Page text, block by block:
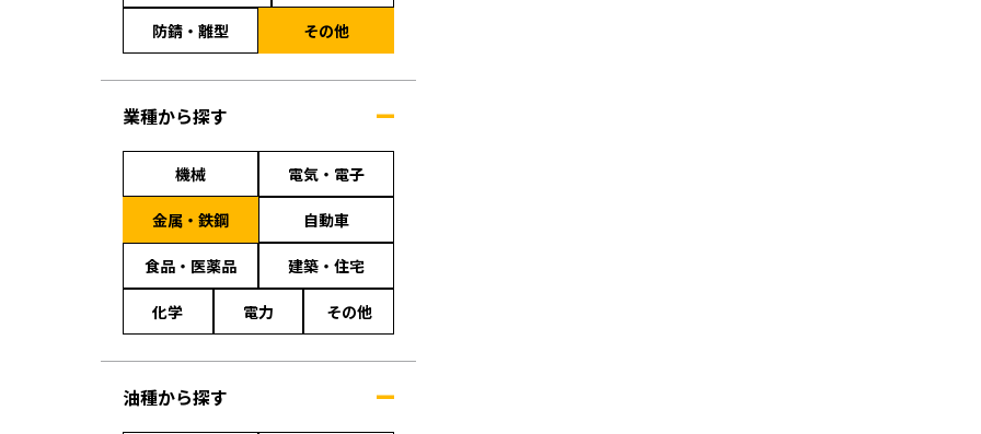
防錆・離型 その他
業種から探す
機械 電気・電子
金属・鉄鋼 自動車
食品・医薬品 建築・住宅
化学 電力 その他
油種から探す